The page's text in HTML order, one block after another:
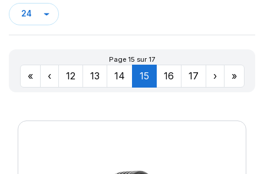
CHAMPIRO VP1
CINTURATO AS+
CINTURATO SF3
Page 15 sur 17
« ‹ 12 13 14 15 16 17 › »